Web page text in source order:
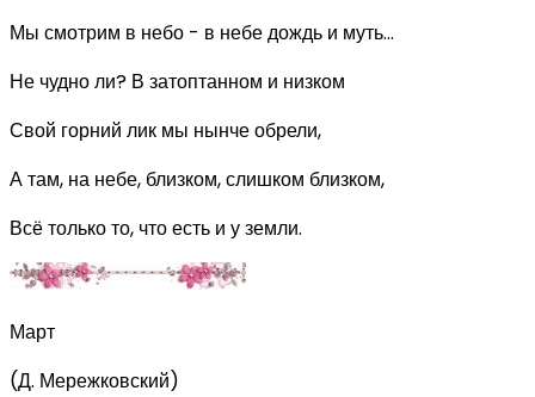
Мы смотрим в небо - в небе дождь и муть...
Не чудно ли? В затоптанном и низком
Свой горний лик мы нынче обрели,
А там, на небе, близком, слишком близком,
Всё только то, что есть и у земли.
Март
(Д. Мережковский)